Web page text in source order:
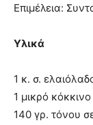
Επιμέλεια:
Υλικά
1 κ. σ.
1 μικρό
140 γρ. τόνου